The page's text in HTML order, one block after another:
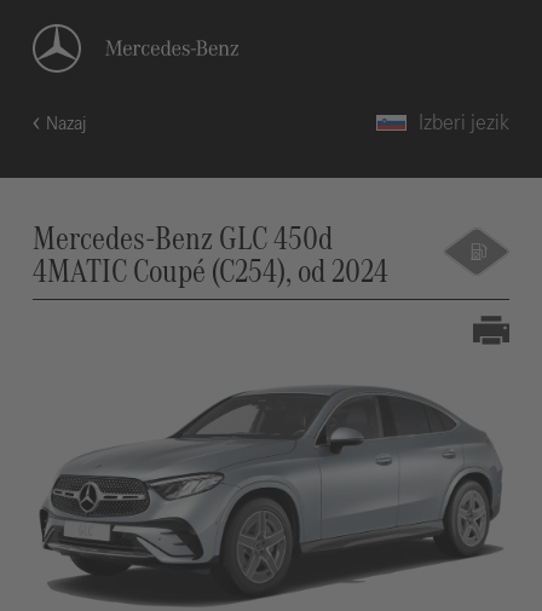
Nazaj Izberi jezik
Mercedes-Benz GLC 450d
4MATIC Coupé (C254), od 2024